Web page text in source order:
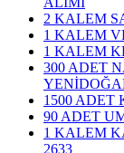
2 KALEM
1 KALEM
1 KALEM
300 ADET
1500 ADET
90 ADET
1 KALEM
2633